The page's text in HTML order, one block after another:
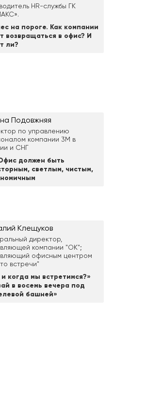
HR-службы ГК
на пороге. Как компании
возвращаться в офис? И
ли?
Подовжняя
по управлению
компании 3М в
и СНГ
должен быть
светлым, чистым,
Клещуков
директор,
компании "ОК";
офисным центром
встречи"
и когда мы встретимся?»
в восемь вечера под
башней»